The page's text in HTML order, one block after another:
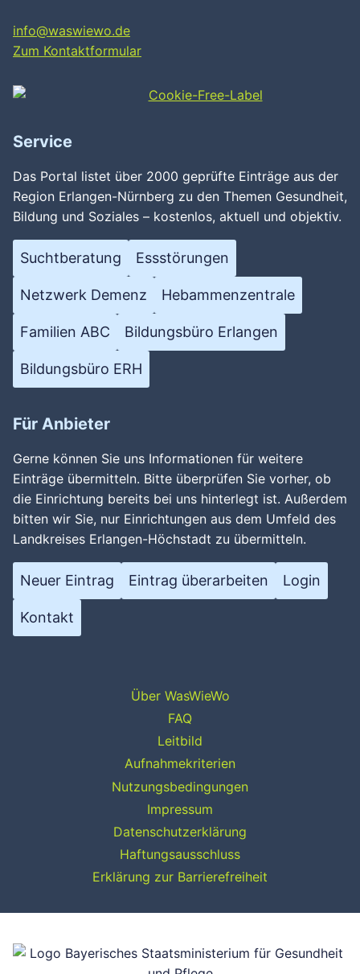
Wird geladen …
info@waswiewo.de
Zum Kontaktformular
Service
Das Portal listet über 2000 geprüfte Einträge aus der
Region Erlangen-Nürnberg zu den Themen Gesundheit,
Bildung und Soziales – kostenlos, aktuell und objektiv.
Suchtberatung Essstörungen
Netzwerk Demenz Hebammenzentrale
Familien ABC Bildungsbüro Erlangen
Bildungsbüro ERH
Für Anbieter
Gerne können Sie uns Informationen für weitere
Einträge übermitteln. Bitte überprüfen Sie vorher, ob
die Einrichtung bereits bei uns hinterlegt ist. Außerdem
bitten wir Sie, nur Einrichtungen aus dem Umfeld des
Landkreises Erlangen-Höchstadt zu übermitteln.
Neuer Eintrag Eintrag überarbeiten Login
Kontakt
Über WasWieWo
FAQ
Leitbild
Aufnahmekriterien
Nutzungsbedingungen
Impressum
Datenschutzerklärung
Haftungsausschluss
Erklärung zur Barrierefreiheit